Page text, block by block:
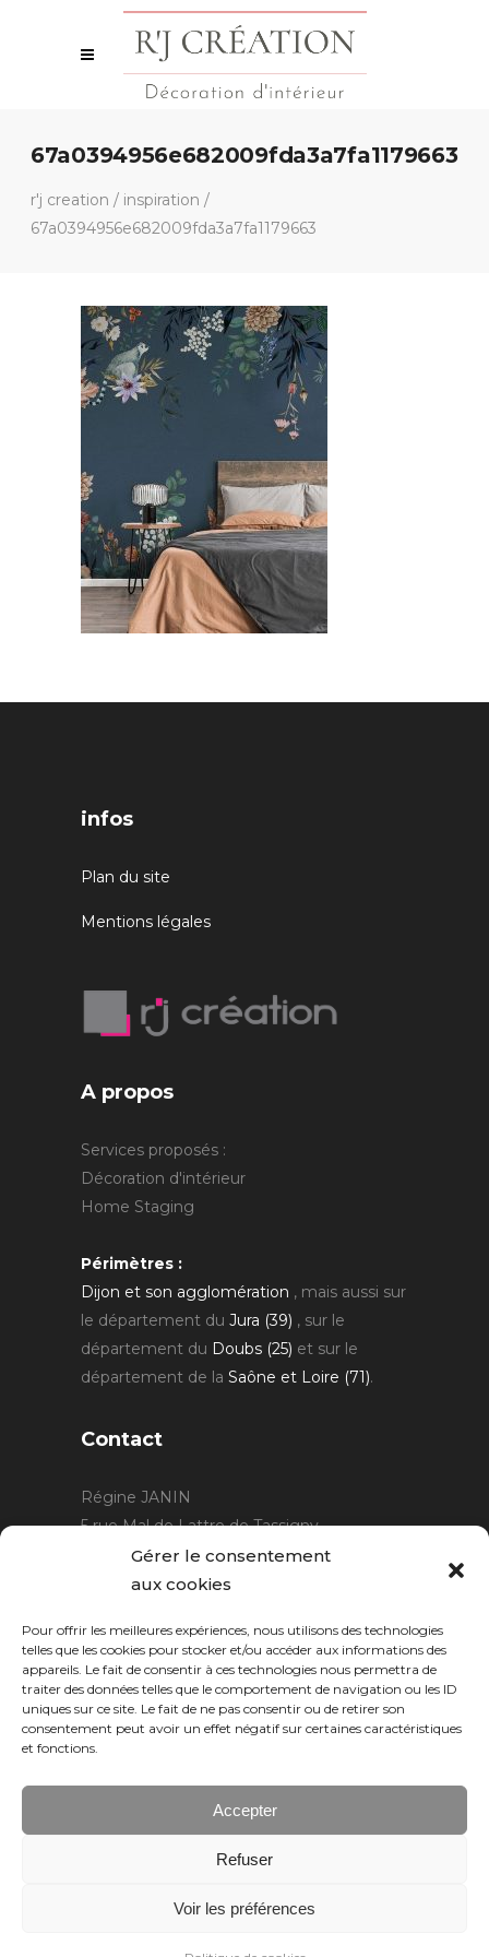
Gérer le consentement
aux cookies
Pour offrir les meilleures expériences, nous utilisons des technologies
telles que les cookies pour stocker et/ou accéder aux informations des
appareils. Le fait de consentir à ces technologies nous permettra de
traiter des données telles que le comportement de navigation ou les ID
uniques sur ce site. Le fait de ne pas consentir ou de retirer son
consentement peut avoir un effet négatif sur certaines caractéristiques
et fonctions.
Accepter
Refuser
Voir les préférences
67a0394956e682009fda3a7fa1179663
r'j creation / inspiration /
67a0394956e682009fda3a7fa1179663
infos
Plan du site
Mentions légales
A propos
Services proposés :
Décoration d'intérieur
Home Staging
Périmètres :
Dijon et son agglomération , mais aussi sur
le département du Jura (39) , sur le
département du Doubs (25) et sur le
département de la Saône et Loire (71).
Contact
Régine JANIN
5 rue Mal de Lattre de Tassigny
21220 Gevrey Chambertin
06 15 15 80 29
Horaires :sur rendez-vous.